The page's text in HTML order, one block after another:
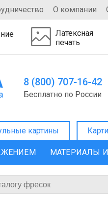
О компании
Латексная
печать
8 (800) 707-16-42
Бесплатно по России
картины
МАТЕРИАЛЫ